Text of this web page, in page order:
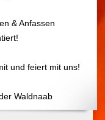
& Anfassen
und feiert mit uns!
Waldnaab